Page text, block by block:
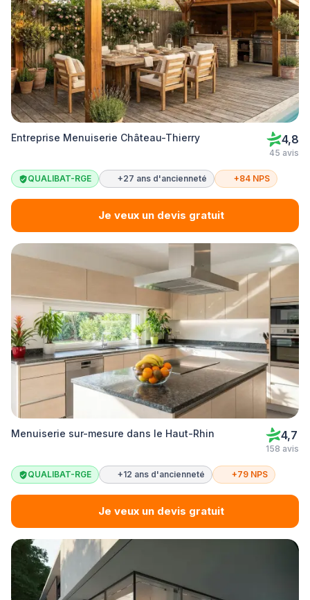
Entreprise Menuiserie Château-Thierry 4,8
45 avis
QUALIBAT-RGE +27 ans d'ancienneté +84 NPS
Je veux un devis gratuit
Menuiserie sur-mesure dans le Haut-Rhin 4,7
158 avis
QUALIBAT-RGE +12 ans d'ancienneté +79 NPS
Je veux un devis gratuit